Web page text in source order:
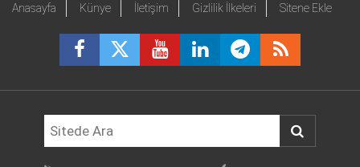
Anasayfa Künye İletişim Gizlilik İlkeleri Sitene Ekle